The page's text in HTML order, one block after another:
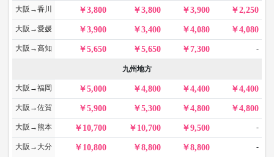
大阪→香川 3,800 3,800 3,900 2,250
大阪→愛媛 3,900 3,400 4,080 4,080
大阪→高知 5,650 5,650 7,300 -
九州地方
大阪→福岡 5,000 4,800 4,400 4,400
大阪→佐賀 5,900 5,300 4,800 4,800
大阪→熊本 10,700 10,700 9,500 -
大阪→大分 10,800 8,800 8,800 -